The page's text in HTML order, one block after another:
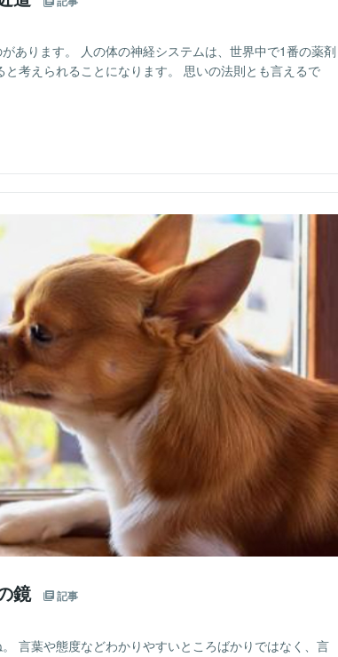
あります。 人の体の神経システムは、世界中で1番の薬剤
考えられることになります。 思いの法則とも言えるで
鏡 記事
言葉や態度などわかりやすいところばかりではなく、言